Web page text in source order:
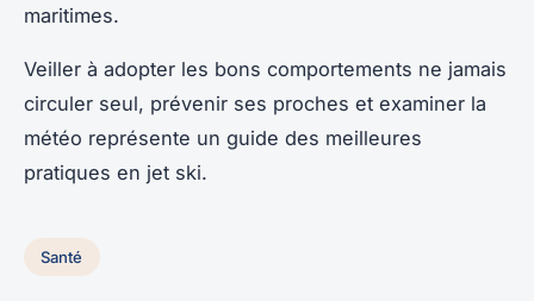
maritimes.
Veiller à adopter les bons comportements ne jamais
circuler seul, prévenir ses proches et examiner la
météo représente un guide des meilleures
pratiques en jet ski.
Santé